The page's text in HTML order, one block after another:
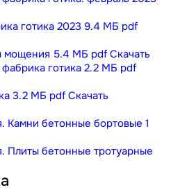
готика 2023 9.4 МБ pdf
мощения 5.4 МБ pdf Скачать
готика 2.2 МБ pdf
3.2 МБ pdf Скачать
Камни бетонные бортовые 1
Плиты бетонные тротуарные